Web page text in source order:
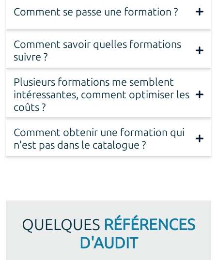
Comment se passe une formation ?
Comment savoir quelles formations
suivre ?
Plusieurs formations me semblent
intéressantes, comment optimiser les
coûts ?
Comment obtenir une formation qui
n'est pas dans le catalogue ?
QUELQUES RÉFÉRENCES
D'AUDIT